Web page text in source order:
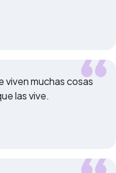
viven muchas cosas
las vive.